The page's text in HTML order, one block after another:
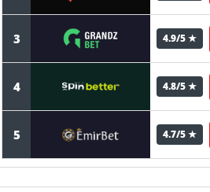
3 4.9/5 ★
4 4.8/5 ★
5 4.7/5 ★